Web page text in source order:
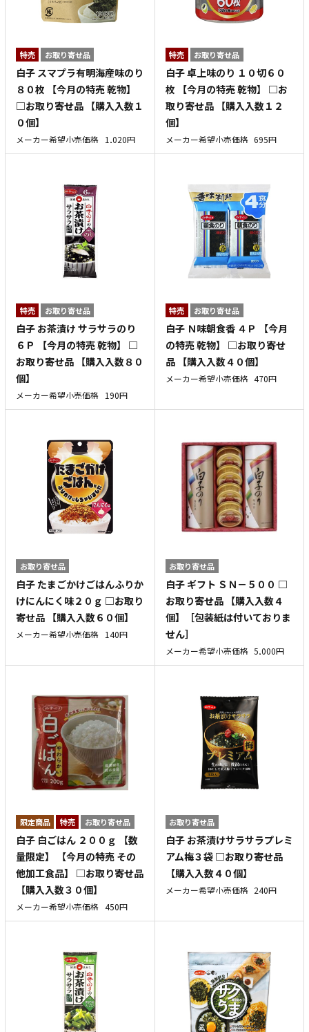
特売 お取り寄せ品
白子 スマプラ有明海産味のり
８０枚 【今月の特売 乾物】
□お取り寄せ品 【購入入数１
０個】
メーカー希望小売価格 1,020円
特売 お取り寄せ品
白子 卓上味のり １０切６０
枚 【今月の特売 乾物】 □お
取り寄せ品 【購入入数１２
個】
メーカー希望小売価格 695円
特売 お取り寄せ品
白子 お茶漬け サラサラのり
６Ｐ 【今月の特売 乾物】 □
お取り寄せ品 【購入入数８０
個】
メーカー希望小売価格 190円
特売 お取り寄せ品
白子 Ｎ味朝食香 ４Ｐ 【今月
の特売 乾物】 □お取り寄せ
品 【購入入数４０個】
メーカー希望小売価格 470円
お取り寄せ品
白子 たまごかけごはんふりか
けにんにく味２０ｇ □お取り
寄せ品 【購入入数６０個】
メーカー希望小売価格 140円
お取り寄せ品
白子 ギフト ＳＮ－５００ □
お取り寄せ品 【購入入数４
個】［包装紙は付いておりま
せん］
メーカー希望小売価格 5,000円
特売 お取り寄せ品
白子 白ごはん ２００ｇ 【数
量限定】 【今月の特売 その
他加工食品】 □お取り寄せ品
【購入入数３０個】
メーカー希望小売価格 450円
お取り寄せ品
白子 お茶漬けサラサラプレミ
アム梅３袋 □お取り寄せ品
【購入入数４０個】
メーカー希望小売価格 240円